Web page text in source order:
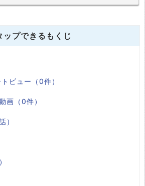
ップできるもくじ
ビュー（0件）
画（0件）
）